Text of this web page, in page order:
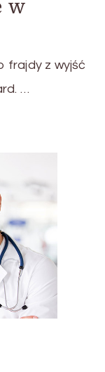
w
frajdy z wyjść
…